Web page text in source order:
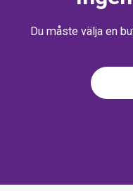
Du måste välja en